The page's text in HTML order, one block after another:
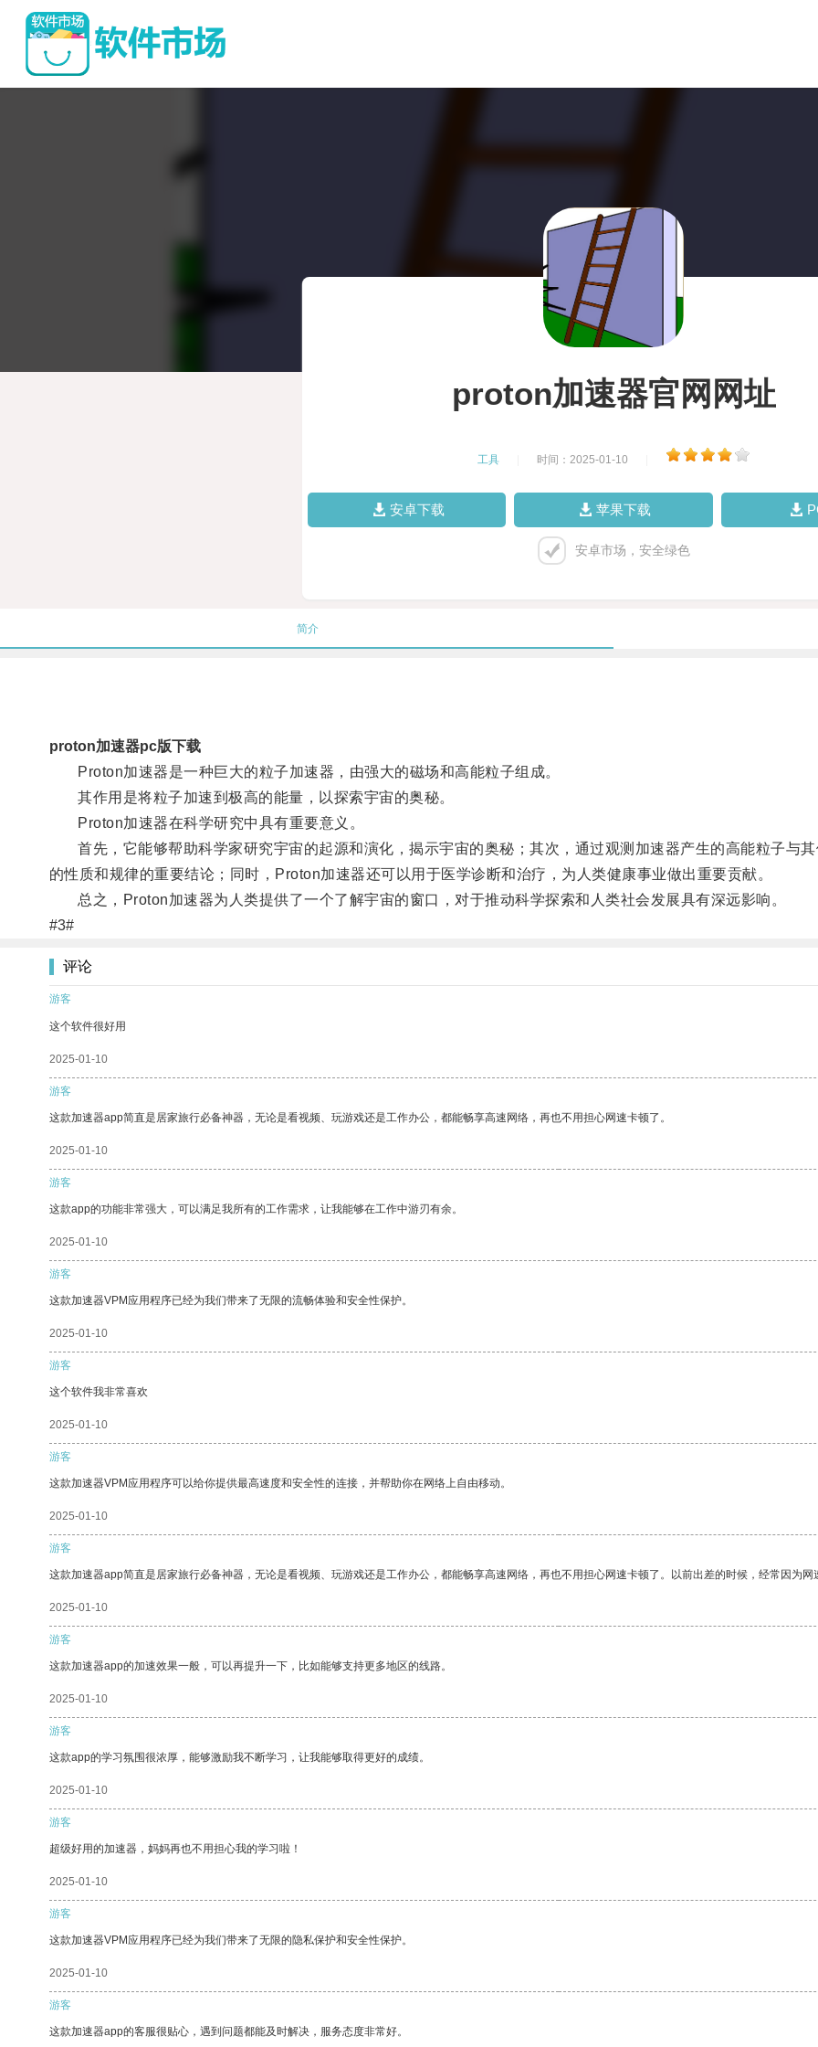
proton加速器官网网址
工具 时间：2025-01-10
安卓下载 苹果下载
安卓市场，安全绿色
简介
proton加速器pc版下载
Proton加速器是一种巨大的粒子加速器，由强大的磁场和高能粒子组成。
其作用是将粒子加速到极高的能量，以探索宇宙的奥秘。
Proton加速器在科学研究中具有重要意义。
首先，它能够帮助科学家研究宇宙的起源和演化，揭示宇宙的奥秘；其次，通过观测加速器产生的高能粒子与
的性质和规律的重要结论；同时，Proton加速器还可以用于医学诊断和治疗，为人类健康事业做出重要贡献。
总之，Proton加速器为人类提供了一个了解宇宙的窗口，对于推动科学探索和人类社会发展具有深远影响。
#3#
评论
游客
这个软件很好用
2025-01-10
游客
这款加速器app简直是居家旅行必备神器，无论是看视频、玩游戏还是工作办公，都能畅享高速网络，再也不用担心网速卡顿了。
2025-01-10
游客
这款app的功能非常强大，可以满足我所有的工作需求，让我能够在工作中游刃有余。
2025-01-10
游客
这款加速器VPM应用程序已经为我们带来了无限的流畅体验和安全性保护。
2025-01-10
游客
这个软件我非常喜欢
2025-01-10
游客
这款加速器VPM应用程序可以给你提供最高速度和安全性的连接，并帮助你在网络上自由移动。
2025-01-10
游客
这款加速器app简直是居家旅行必备神器，无论是看视频、玩游戏还是工作办公，都能畅享高速网络，再也不用担心网速卡顿了。以前出差的时候，经常因为
2025-01-10
游客
这款加速器app的加速效果一般，可以再提升一下，比如能够支持更多地区的线路。
2025-01-10
游客
这款app的学习氛围很浓厚，能够激励我不断学习，让我能够取得更好的成绩。
2025-01-10
游客
超级好用的加速器，妈妈再也不用担心我的学习啦！
2025-01-10
游客
这款加速器VPM应用程序已经为我们带来了无限的隐私保护和安全性保护。
2025-01-10
游客
这款加速器app的客服很贴心，遇到问题都能及时解决，服务态度非常好。